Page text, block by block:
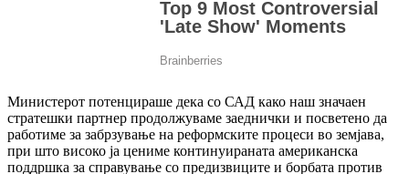
Министерот потенцираше дека со САД како наш значаен
стратешки партнер продолжуваме заеднички и посветено да
работиме за забрзување на реформските процеси во земјава,
при што високо ја цениме континуираната американска
поддршка за справување со предизвиците и борбата против